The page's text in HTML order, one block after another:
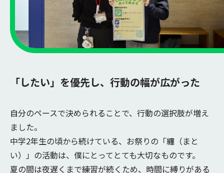
「したい」を優先し、行動の幅が広がった
自分のペースで決められることで、行動の選択肢が増え
ました。
中学2年生の頃から続けている、お祭りの「纏（まと
い）」の活動は、僕にとってとても大切なものです。
夏の間は夜遅くまで練習が続くため、時間に縛りがある